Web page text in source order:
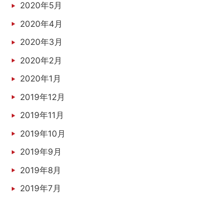
2020年5月
2020年4月
2020年3月
2020年2月
2020年1月
2019年12月
2019年11月
2019年10月
2019年9月
2019年8月
2019年7月